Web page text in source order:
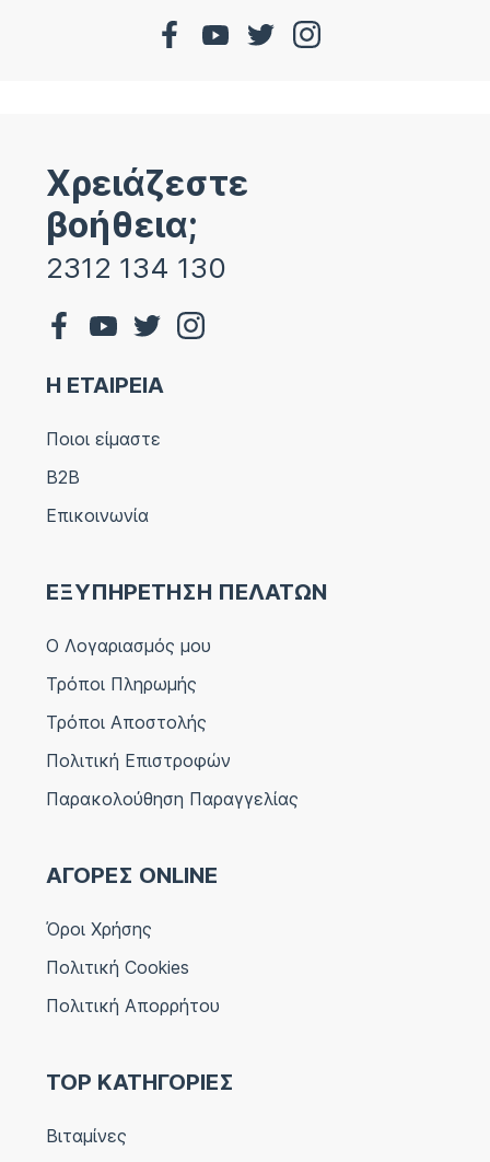
Χρειάζεστε
βοήθεια;
2312 134 130
Η ΕΤΑΙΡΕΙΑ
Ποιοι είμαστε
B2B
Επικοινωνία
ΕΞΥΠΗΡΕΤΗΣΗ ΠΕΛΑΤΩΝ
Ο Λογαριασμός μου
Τρόποι Πληρωμής
Τρόποι Αποστολής
Πολιτική Επιστροφών
Παρακολούθηση Παραγγελίας
ΑΓΟΡΕΣ ONLINE
Όροι Χρήσης
Πολιτική Cookies
Πολιτική Απορρήτου
TOP ΚΑΤΗΓΟΡΙΕΣ
Βιταμίνες